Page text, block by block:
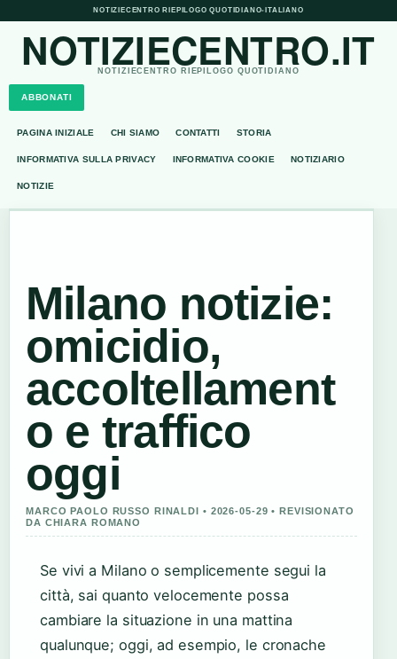
NOTIZIECENTRO RIEPILOGO QUOTIDIANO• ITALIANO
NOTIZIECENTRO.IT
NOTIZIECENTRO RIEPILOGO QUOTIDIANO
ABBONATI
PAGINA INIZIALE CHI SIAMO CONTATTI STORIA
INFORMATIVA SULLA PRIVACY INFORMATIVA COOKIE NOTIZIARIO
NOTIZIE
Milano notizie:
omicidio,
accoltellament
o e traffico
oggi
MARCO PAOLO RUSSO RINALDI • 2026-05-29 • REVISIONATO
DA CHIARA ROMANO
Se vivi a Milano o semplicemente segui la
città, sai quanto velocemente possa
cambiare la situazione in una mattina
qualunque; oggi, ad esempio, le cronache